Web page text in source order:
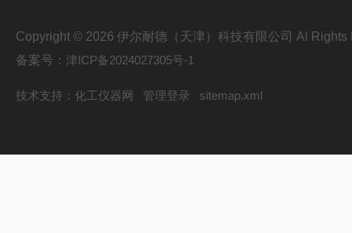
Copyright © 2026 伊尔耐德（天津）科技有限公司 Al Rights
备案号： 津ICP备2024027305号-1
技术支持： 化工仪器网 管理登录 sitemap.xml